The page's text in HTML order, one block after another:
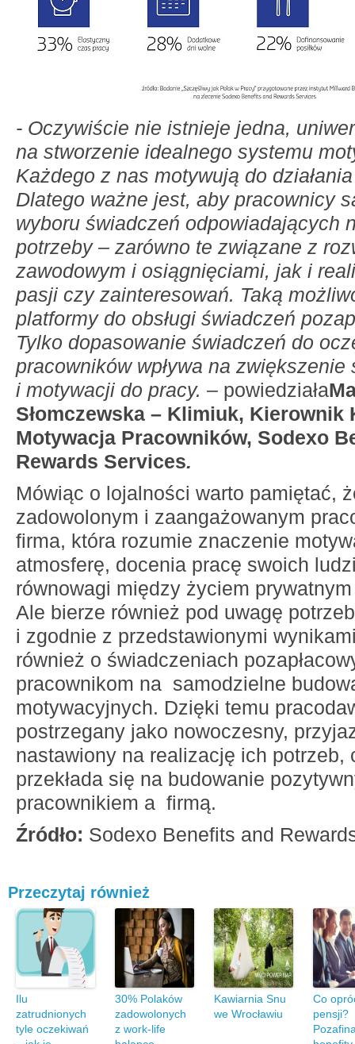
- Oczywiście nie istnieje jedna,
na stworzenie idealnego systemu
Każdego z nas motywują do
Dlatego ważne jest, aby pracownicy
wyboru świadczeń odpowiadających
potrzeby – zarówno te związane z
zawodowym i osiągnięciami, jak i
pasji czy zainteresowań. Taką
platformy do obsługi świadczeń
Tylko dopasowanie świadczeń do
pracowników wpływa na zwiększenie
i motywacji do pracy. – powiedziała
Słomczewska – Klimiuk, Kierownik
Motywacja Pracowników, Sodexo
Rewards Services.
Mówiąc o lojalności warto pamiętać,
zadowolonym i zaangażowanym
firma, która rozumie znaczenie
atmosferę, docenia pracę swoich
równowagi między życiem
Ale bierze również pod uwagę
i zgodnie z przedstawionymi
również o świadczeniach
pracownikom na samodzielne
motywacyjnych. Dzięki temu
postrzegany jako nowoczesny,
nastawiony na realizację ich potrzeb,
przekłada się na budowanie
pracownikiem a firmą.
Źródło: Sodexo Benefits and
Przeczytaj również
Ilu
zatrudnionych
tyle oczekiwań
30% Polaków
zadowolonych
z work-life
Kawiarnia Snu
we Wrocławiu
Co
pensji?